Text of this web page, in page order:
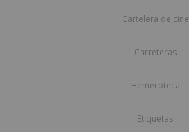
Cartelera de cine
Carreteras
Hemeroteca
Etiquetas